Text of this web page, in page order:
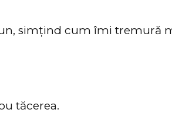
simțind cum îmi tremură
tăcerea.